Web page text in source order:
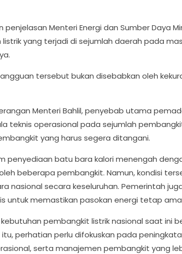
Menteri Energi dan Sumber Daya
yang terjadi di sejumlah daerah pada
tersebut bukan disebabkan oleh
Menteri Bahlil, penyebab utama
teknis operasional pada sejumlah
yang harus segera ditangani.
penyediaan batu bara kalori menengah
beberapa pembangkit. Namun, kondisi
nasional secara keseluruhan. Pemerintah
untuk memastikan pasokan energi tetap
pembangkit listrik nasional saat ini
perhatian perlu difokuskan pada
serta manajemen pembangkit yang